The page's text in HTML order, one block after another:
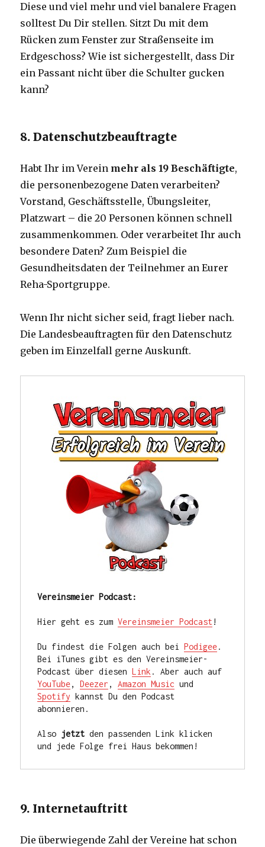
Diese und viel mehr und viel banalere Fragen
solltest Du Dir stellen. Sitzt Du mit dem
Rücken zum Fenster zur Straßenseite im
Erdgeschoss? Wie ist sichergestellt, dass Dir
ein Passant nicht über die Schulter gucken
kann?
8. Datenschutzbeauftragte
Habt Ihr im Verein mehr als 19 Beschäftigte,
die personenbezogene Daten verarbeiten?
Vorstand, Geschäftsstelle, Übungsleiter,
Platzwart – die 20 Personen können schnell
zusammenkommen. Oder verarbeitet Ihr auch
besondere Daten? Zum Beispiel die
Gesundheitsdaten der Teilnehmer an Eurer
Reha-Sportgruppe.
Wenn Ihr nicht sicher seid, fragt lieber nach.
Die Landesbeauftragten für den Datenschutz
geben im Einzelfall gerne Auskunft.
Vereinsmeier Podcast:
Hier geht es zum Vereinsmeier Podcast!
Du findest die Folgen auch bei Podigee.
Bei iTunes gibt es den Vereinsmeier-
Podcast über diesen Link
YouTube, Deezer , Amazon Music
Spotify kannst Du den Podcast
abonnieren.
Also jetzt den passenden Link klicken
und jede Folge frei Haus bekommen!
9. Internetauftritt
Die überwiegende Zahl der Vereine hat schon